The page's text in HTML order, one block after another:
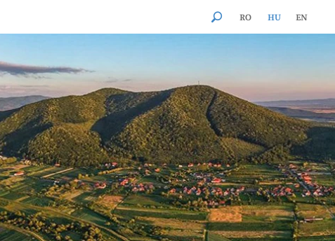
RO HU EN